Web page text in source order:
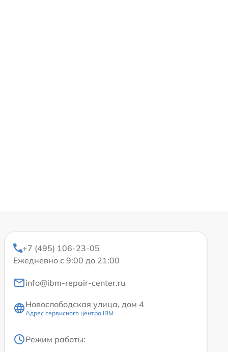
+7 (495) 106-23-05
Ежедневно с 9:00 до 21:00
info@ibm-repair-center.ru
Новослободская улица, дом 4
Адрес сервисного центра IBM
Режим работы: